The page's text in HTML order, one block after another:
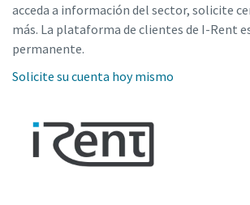
acceda a información del sector, solicite
más. La plataforma de clientes de I-Rent
permanente.
Solicite su cuenta hoy mismo